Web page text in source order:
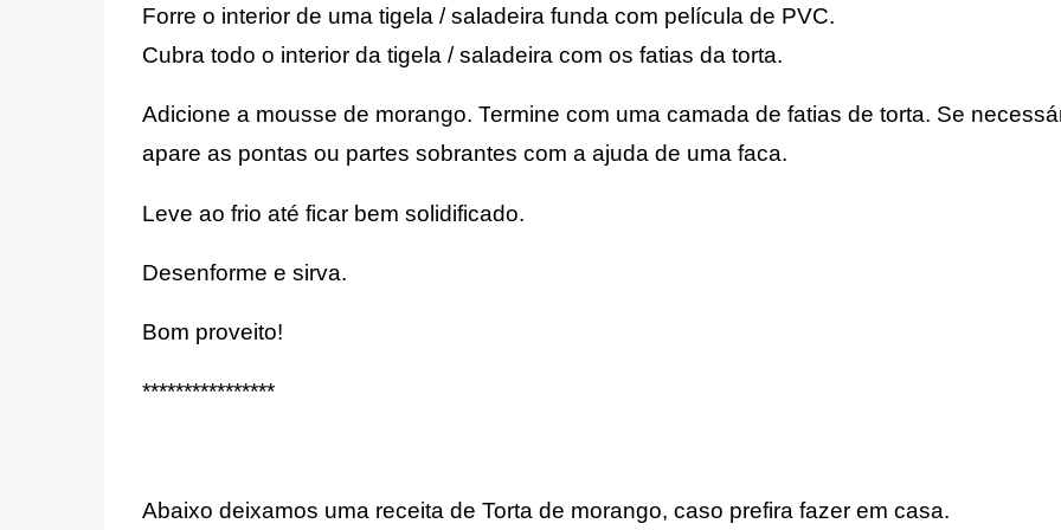
Forre o interior de uma tigela / saladeira funda com película de PVC.
Cubra todo o interior da tigela / saladeira com os fatias da torta.
Adicione a mousse de morango. Termine com uma camada de fatias de torta. Se
apare as pontas ou partes sobrantes com a ajuda de uma faca.
Leve ao frio até ficar bem solidificado.
Desenforme e sirva.
Bom proveito!
****************
Abaixo deixamos uma receita de Torta de morango, caso prefira fazer em casa.